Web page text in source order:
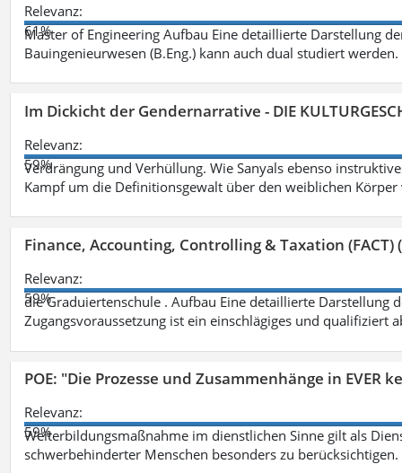
Relevanz:
61%
Master of Engineering Aufbau Eine detaillierte Darstellung
Bauingenieurwesen (B.Eng.) kann auch dual studiert
Im Dickicht der Gendernarrative - DIE
Relevanz:
59%
Verdrängung und Verhüllung. Wie Sanyals ebenso
Kampf um die Definitionsgewalt über den weiblichen
Finance, Accounting, Controlling & Taxation (FACT)
Relevanz:
59%
die Graduiertenschule . Aufbau Eine detaillierte Darstellung
Zugangsvoraussetzung ist ein einschlägiges und qualifiziert
POE: "Die Prozesse und Zusammenhänge in EVER
Relevanz:
59%
Weiterbildungsmaßnahme im dienstlichen Sinne gilt als
schwerbehinderter Menschen besonders zu berücksichtigen.